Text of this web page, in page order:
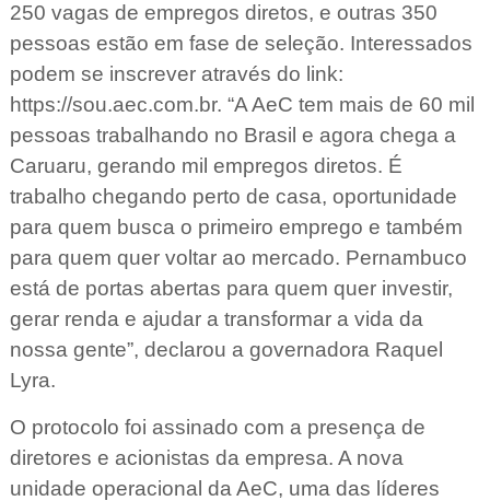
250 vagas de empregos diretos, e outras 350
pessoas estão em fase de seleção. Interessados
podem se inscrever através do link:
https://sou.aec.com.br. “A AeC tem mais de 60 mil
pessoas trabalhando no Brasil e agora chega a
Caruaru, gerando mil empregos diretos. É
trabalho chegando perto de casa, oportunidade
para quem busca o primeiro emprego e também
para quem quer voltar ao mercado. Pernambuco
está de portas abertas para quem quer investir,
gerar renda e ajudar a transformar a vida da
nossa gente”, declarou a governadora Raquel
Lyra.
O protocolo foi assinado com a presença de
diretores e acionistas da empresa. A nova
unidade operacional da AeC, uma das líderes